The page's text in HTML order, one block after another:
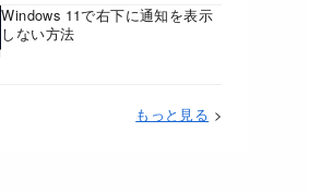
Windows 11で右下に通知を表示
しない方法
もっと見る >